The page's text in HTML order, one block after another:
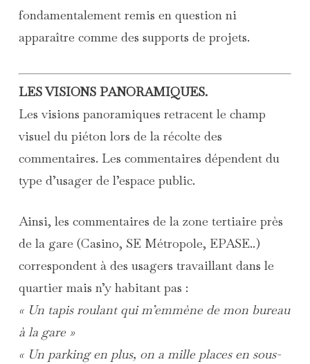
fondamentalement remis en question ni
apparaître comme des supports de projets.
LES VISIONS PANORAMIQUES.
Les visions panoramiques retracent le champ
visuel du piéton lors de la récolte des
commentaires. Les commentaires dépendent du
type d’usager de l’espace public.
Ainsi, les commentaires de la zone tertiaire près
de la gare (Casino, SE Métropole, EPASE..)
correspondent à des usagers travaillant dans le
quartier mais n’y habitant pas :
« Un tapis roulant qui m’emmène de mon bureau
à la gare »
« Un parking en plus, on a mille places en sous-